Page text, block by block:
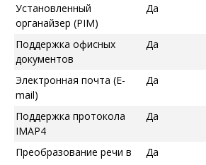
Установленный
органайзер (PIM)
Да
Поддержка офисных
документов
Да
Электронная почта (E-
mail)
Да
Поддержка протокола
IMAP4
Да
Преобразование речи в
Да